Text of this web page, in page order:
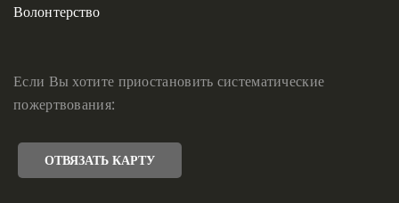
Волонтерство
Если Вы хотите приостановить систематические
пожертвования:
ОТВЯЗАТЬ КАРТУ